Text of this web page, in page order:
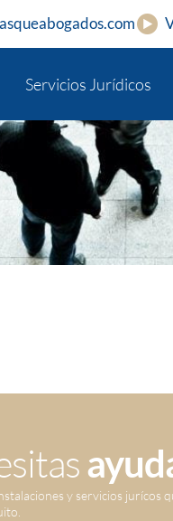
Servicios Jurídicos
y servicios jurícos